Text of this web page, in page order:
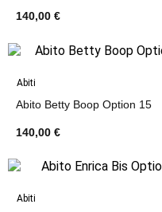
140,00 €
Abiti
Abito Betty Boop Option 15
140,00 €
Abiti